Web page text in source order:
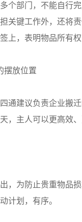
部门，不能自行完
关键工作外，还将
上，表明物品所有
放位置
建议负责企业搬迁
，主人可以更高效
为防止贵重物品损
计划，有序。